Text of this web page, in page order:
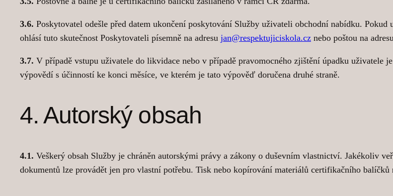
3.6. Poskytovatel odešle před datem ukončení poskytování Služby uživateli obchodní nabídku.
ohlásí tuto skutečnost Poskytovateli písemně na adresu jan@respektujiciskola.cz nebo poštou na
3.7. V případě vstupu uživatele do likvidace nebo v případě pravomocného zjištění úpadku uživatele
výpovědí s účinností ke konci měsíce, ve kterém je tato výpověď doručena druhé straně.
4. Autorský obsah
4.1. Veškerý obsah Služby je chráněn autorskými právy a zákony o duševním vlastnictví. Jakékoliv
dokumentů lze provádět jen pro vlastní potřebu. Tisk nebo kopírování materiálů certifikačního balíčků